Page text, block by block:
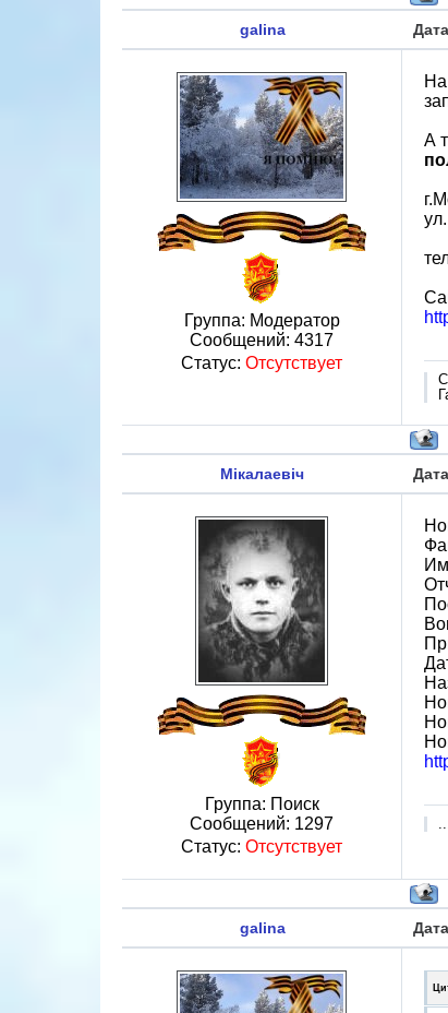
galina
Группа: Модератор
Сообщений: 4317
Статус: Отсутствует
А
Мікалаевіч
Группа: Поиск
Сообщений: 1297
Статус: Отсутствует
galina